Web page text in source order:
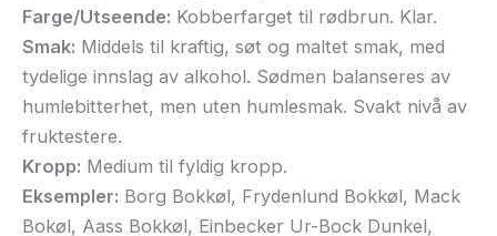
Farge/Utseende: Kobberfarget til rødbrun. Klar.
Smak: Middels til kraftig, søt og maltet smak, med
tydelige innslag av alkohol. Sødmen balanseres av
humlebitterhet, men uten humlesmak. Svakt nivå av
fruktestere.
Kropp: Medium til fyldig kropp.
Eksempler: Borg Bokkøl, Frydenlund Bokkøl, Mack
Bokøl, Aass Bokkøl, Einbecker Ur-Bock Dunkel,